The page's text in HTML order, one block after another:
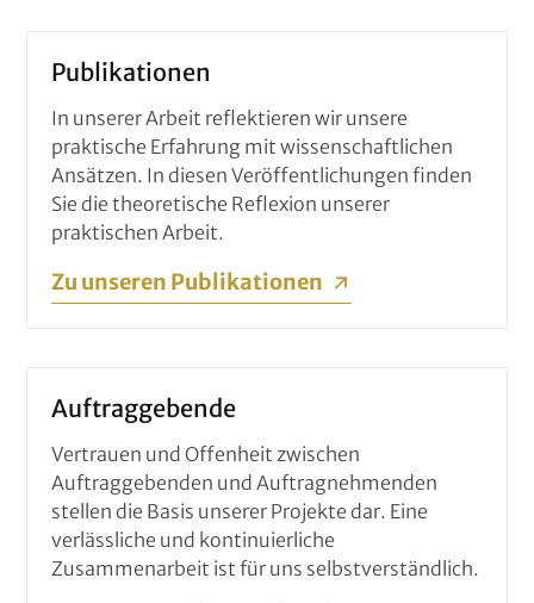
Publikationen
In unserer Arbeit reflektieren wir unsere
praktische Erfahrung mit wissenschaftlichen
Ansätzen. In diesen Veröffentlichungen finden
Sie die theoretische Reflexion unserer
praktischen Arbeit.
Zu unseren Publikationen
Auftraggebende
Vertrauen und Offenheit zwischen
Auftraggebenden und Auftragnehmenden
stellen die Basis unserer Projekte dar. Eine
verlässliche und kontinuierliche
Zusammenarbeit ist für uns selbstverständlich.